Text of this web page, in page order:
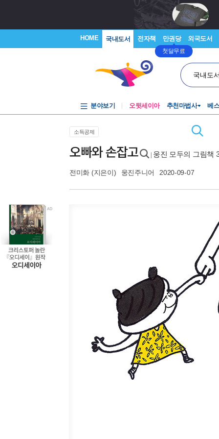
HOME 국내도서 전자책 만권당
첫달무료
외국도서
국내도
분야보기 오뒷세이아 추천마법사 베
소득공제
오빠와 손잡고 웅진 모두의 그림책
전미화 (지은이) 웅진주니어 2020-09-07